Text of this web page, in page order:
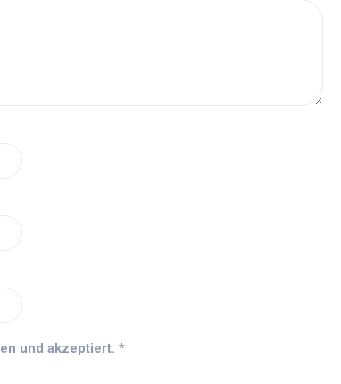
und akzeptiert. *